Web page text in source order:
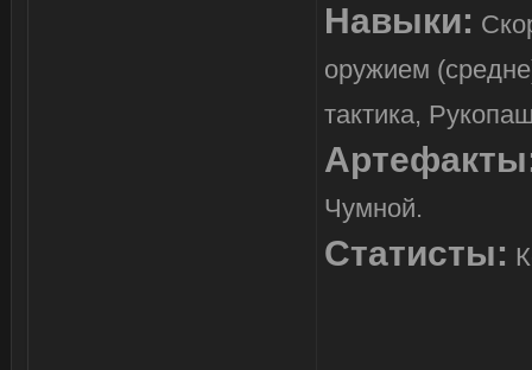
Навыки:
оружием
тактика,
Чумной.
Статисты: